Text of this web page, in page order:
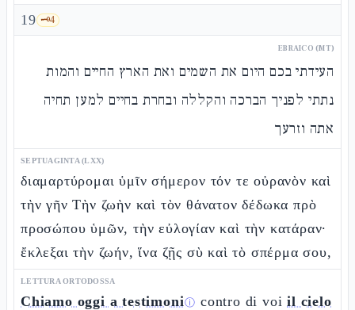
19 🗝️4
EBRAICO (MT)
העידתי בכם היום את השמים ואת הארץ החיים והמות
נתתי לפניך הברכה והקללה ובחרת בחיים למען תחיה
אתה וזרעך
SEPTUAGINTA (LXX)
διαμαρτύρομαι ὑμῖν σήμερον τόν τε οὐρανὸν καὶ
τὴν γῆν Τὴν ζωὴν καὶ τὸν θάνατον δέδωκα πρὸ
προσώπου ὑμῶν, τὴν εὐλογίαν καὶ τὴν κατάραν·
ἔκλεξαι τὴν ζωήν, ἵνα ζῇς σὺ καὶ τὸ σπέρμα σου,
LETTURA ORTODOSSA
Chiamo oggi a testimoniⓘ contro di voiil cielo